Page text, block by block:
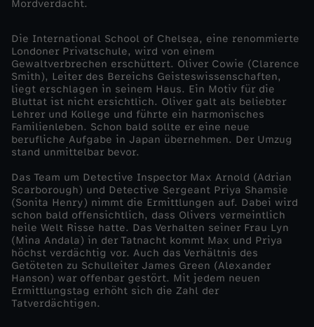
t
i
v
e
-
D
i
e
S
c
Mordverdacht.
Die International School of Chelsea, eine renommierte
Londoner Privatschule, wird von einem
Gewaltverbrechen erschüttert. Oliver Cowie (Clarence
Smith), Leiter des Bereichs Geisteswissenschaften,
liegt erschlagen in seinem Haus. Ein Motiv für die
Bluttat ist nicht ersichtlich. Oliver galt als beliebter
Lehrer und Kollege und führte ein harmonisches
Familienleben. Schon bald sollte er eine neue
berufliche Aufgabe in Japan übernehmen. Der Umzug
stand unmittelbar bevor.
Das Team um Detective Inspector Max Arnold (Adrian
Scarborough) und Detective Sergeant Priya Shamsie
(Sonita Henry) nimmt die Ermittlungen auf. Dabei wird
schon bald offensichtlich, dass Olivers vermeintlich
heile Welt Risse hatte. Das Verhalten seiner Frau Lyn
(Mina Andala) in der Tatnacht kommt Max und Priya
höchst verdächtig vor. Auch das Verhältnis des
Getöteten zu Schulleiter James Green (Alexander
Hanson) war offenbar gestört. Mit jedem neuen
Ermittlungstag erhöht sich die Zahl der
Tatverdächtigen.